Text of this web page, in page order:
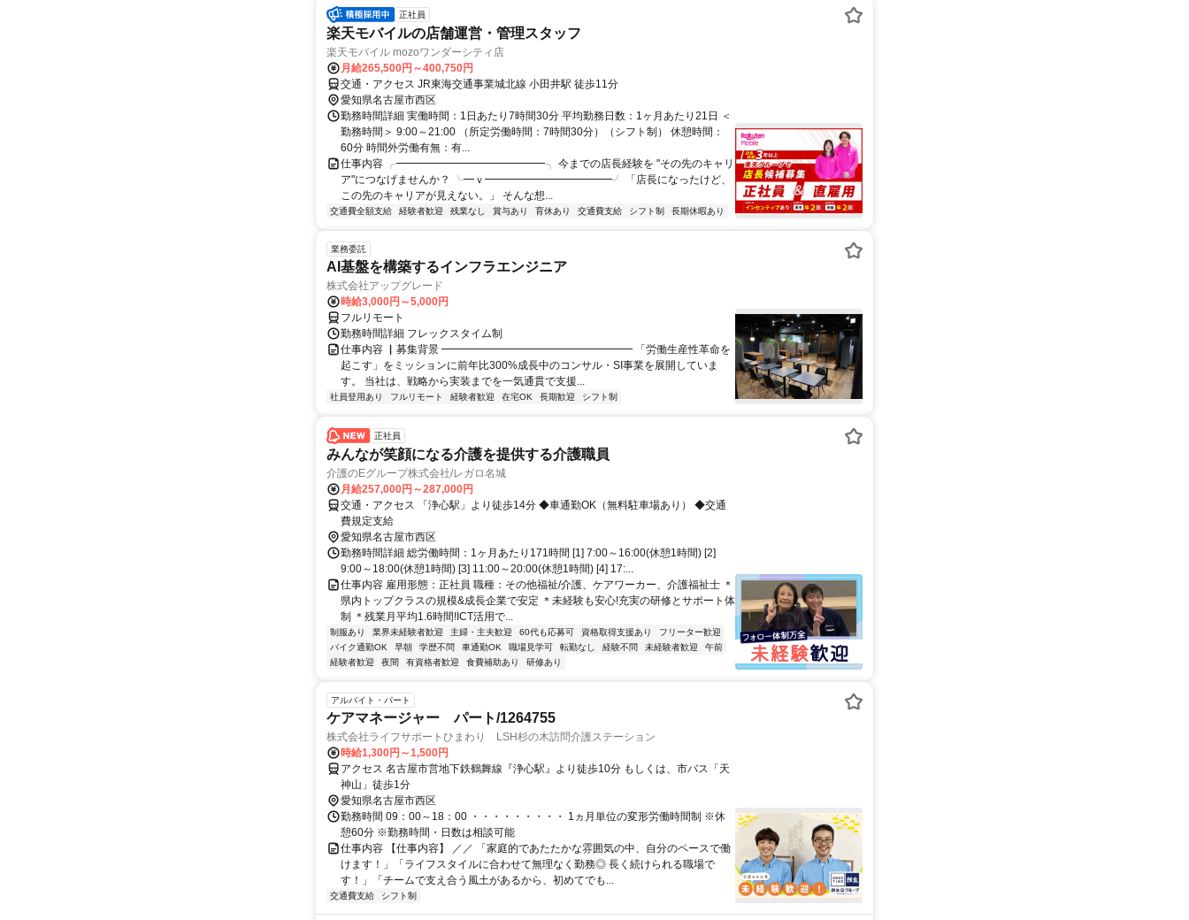
正社員
楽天モバイルの店舗運営・管理スタッフ
楽天モバイル mozoワンダーシティ店
月給265,500円～400,750円
交通・アクセス JR東海交通事業城北線 小田井駅 徒歩11分
愛知県名古屋市西区
勤務時間詳細 実働時間：1日あたり7時間30分 平均勤務日数：1ヶ月あたり21日 ＜
勤務時間＞ 9:00～21:00 （所定労働時間：7時間30分）（シフト制） 休憩時間：
60分 時間外労働有無：有...
仕事内容 ╭━━━━━━━━━━━━━━╮ 今までの店長経験を "その先のキャリ
ア"につなげませんか？ ╰━ｖ━━━━━━━━━━━━╯ 「店長になったけど、
この先のキャリアが見えない。」 そんな想...
交通費全額支給 経験者歓迎 残業なし 賞与あり 育休あり 交通費支給 シフト制 長期休暇あり
業務委託
AI基盤を構築するインフラエンジニア
株式会社アップグレード
時給3,000円～5,000円
フルリモート
勤務時間詳細 フレックスタイム制
仕事内容 ▏募集背景 ━━━━━━━━━━━━━━━━━━ 「労働生産性革命を
起こす」をミッションに前年比300%成長中のコンサル・SI事業を展開していま
す。 当社は、戦略から実装までを一気通貫で支援...
社員登用あり フルリモート 経験者歓迎 在宅OK 長期歓迎 シフト制
正社員
みんなが笑顔になる介護を提供する介護職員
介護のEグループ株式会社/レガロ名城
月給257,000円～287,000円
交通・アクセス 「浄心駅」より徒歩14分 ◆車通勤OK（無料駐車場あり） ◆交通
費規定支給
愛知県名古屋市西区
勤務時間詳細 総労働時間：1ヶ月あたり171時間 [1] 7:00～16:00(休憩1時間) [2]
9:00～18:00(休憩1時間) [3] 11:00～20:00(休憩1時間) [4] 17:...
仕事内容 雇用形態：正社員 職種：その他福祉/介護、ケアワーカー、介護福祉士 ＊
県内トップクラスの規模&成長企業で安定 ＊未経験も安心!充実の研修とサポート体
制 ＊残業月平均1.6時間!ICT活用で...
制服あり 業界未経験者歓迎 主婦・主夫歓迎 60代も応募可 資格取得支援あり
フリーター歓迎
バイク通勤OK
早朝 学歴不問 車通勤OK 職場見学可 転勤なし 経験不問 未経験者歓迎
午前
経験者歓迎
夜間 有資格者歓迎 食費補助あり 研修あり
アルバイト・パート
ケアマネージャー パート/1264755
株式会社ライフサポートひまわり LSH杉の木訪問介護ステーション
時給1,300円～1,500円
アクセス 名古屋市営地下鉄鶴舞線『浄心駅』より徒歩10分 もしくは、市バス「天
神山」徒歩1分
愛知県名古屋市西区
勤務時間 09：00～18：00 ・・・・・・・・・ 1ヵ月単位の変形労働時間制 ※休
憩60分 ※勤務時間・日数は相談可能
仕事内容 【仕事内容】 ／／ 「家庭的であたたかな雰囲気の中、自分のペースで働
けます！」「ライフスタイルに合わせて無理なく勤務◎ 長く続けられる職場で
す！」「チームで支え合う風土があるから、初めてでも...
交通費支給 シフト制